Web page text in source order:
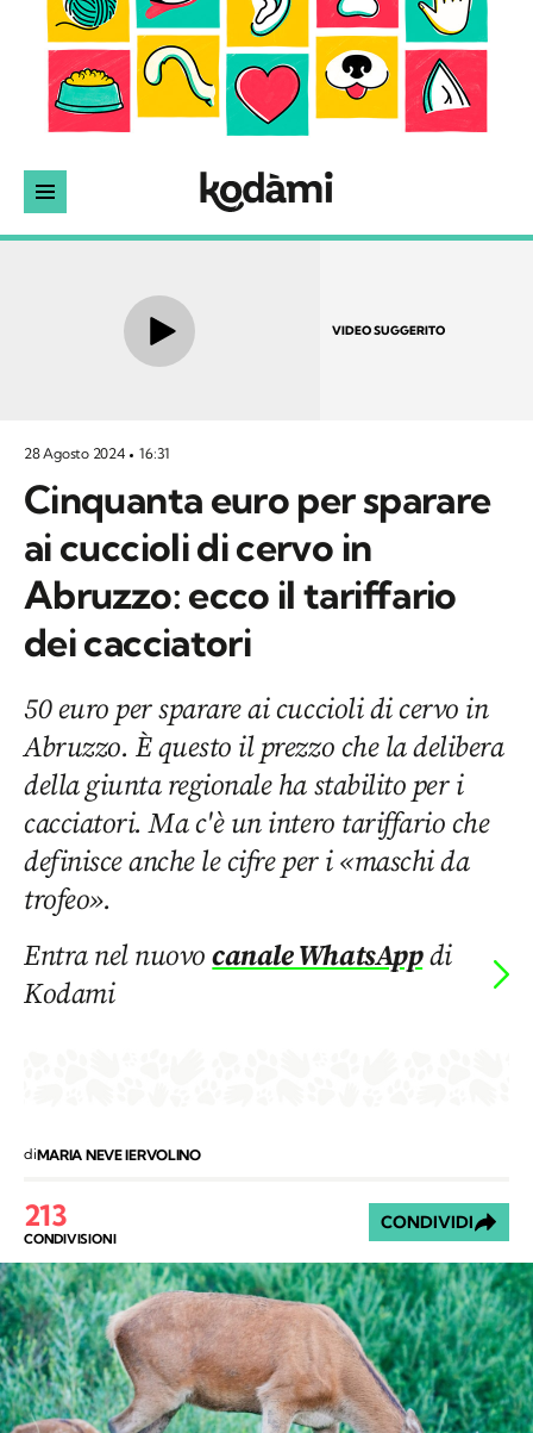
VIDEO SUGGERITO
28 Agosto 2024 16:31
Cinquanta euro per sparare
ai cuccioli di cervo in
Abruzzo: ecco il tariffario
dei cacciatori
50 euro per sparare ai cuccioli di cervo in
Abruzzo. È questo il prezzo che la delibera
della giunta regionale ha stabilito per i
cacciatori. Ma c'è un intero tariffario che
definisce anche le cifre per i «maschi da
trofeo».
Entra nel nuovocanale WhatsAppdi
Kodami
diMARIA NEVE IERVOLINO
213
CONDIVISIONI
CONDIVIDI